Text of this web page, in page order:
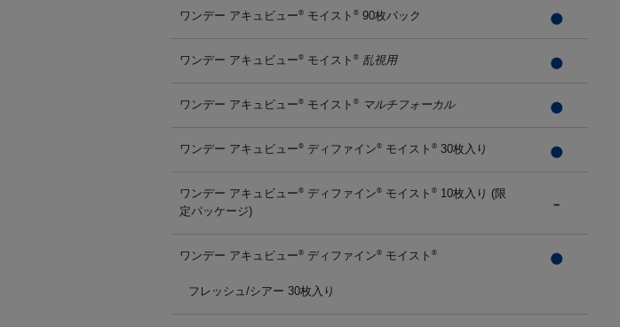
ワンデー アキュビュー® モイスト ® 90枚パック
ワンデー アキュビュー® モイスト ® 乱視用
ワンデー アキュビュー® モイスト ® マルチフォーカル
ワンデー アキュビュー® ディファイン® モイスト ® 30枚入り
ワンデー アキュビュー® ディファイン® モイスト ® 10枚入り (限
定パッケージ)
ワンデー アキュビュー® ディファイン® モイスト ®
フレッシュ/シアー 30枚入り